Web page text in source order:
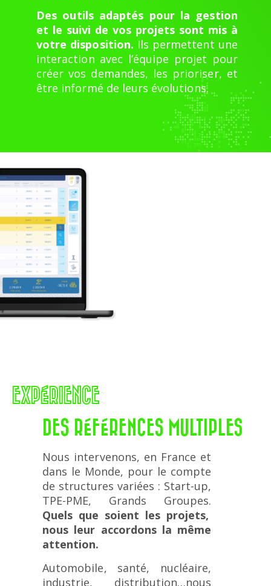
Des outils adaptés pour la gestion
et le suivi de vos projets sont mis à
votre disposition. Ils permettent une
interaction avec l’équipe projet pour
créer vos demandes, les prioriser, et
être informé de leurs évolutions.
EXPÉRIENCE
DES RÉFÉRENCES MULTIPLES
Nous intervenons, en France et
dans le Monde, pour le compte
de structures variées : Start-up,
TPE-PME, Grands Groupes.
Quels que soient les projets,
nous leur accordons la même
attention.
Automobile, santé, nucléaire,
industrie, distribution…nous